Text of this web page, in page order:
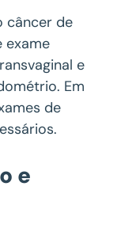
câncer de
exame
e
Em
de
e